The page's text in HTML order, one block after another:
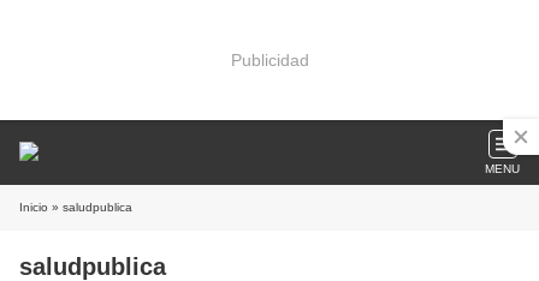
Publicidad
MENU
Inicio » saludpublica
saludpublica